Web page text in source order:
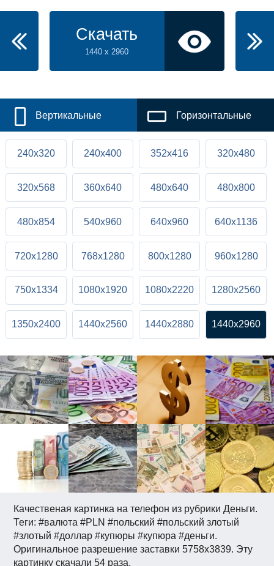
Качественая картинка на телефон из рубрики Деньги.
Теги: #валюта #PLN #польский #польский злотый
#злотый #доллар #купюры #купюра #деньги.
Оригинальное разрешение заставки 5758x3839. Эту
картинку скачали 54 раза.
Скачать
1440 x 2960
Вертикальные Горизонтальные
240x320 240x400 352x416 320x480
320x568 360x640 480x640 480x800
480x854 540x960 640x960 640x1136
720x1280 768x1280 800x1280 960x1280
750x1334 1080x1920 1080x2220 1280x2560
1350x2400 1440x2560 1440x2880 1440x2960